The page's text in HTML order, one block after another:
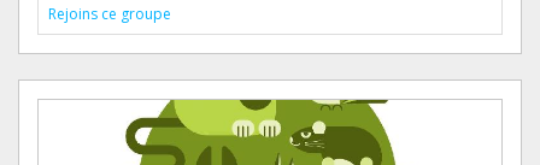
Rejoins ce groupe